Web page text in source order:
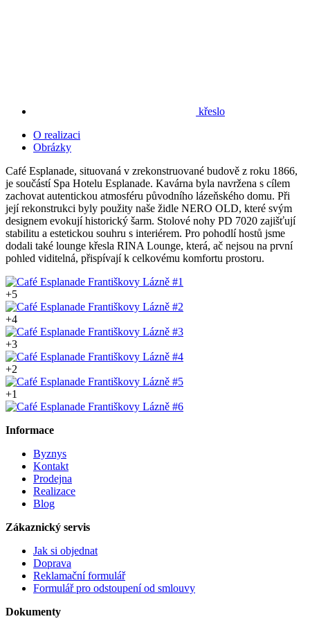
křeslo
O realizaci
Obrázky
Café Esplanade, situovaná v zrekonstruované budově z roku 1866,
je součástí Spa Hotelu Esplanade. Kavárna byla navržena s cílem
zachovat autentickou atmosféru původního lázeňského domu. Při
její rekonstrukci byly použity naše židle NERO OLD, které svým
designem evokují historický šarm. Stolové nohy PD 7020 zajišťují
stabilitu a estetickou souhru s interiérem. Pro pohodlí hostů jsme
dodali také lounge křesla RINA Lounge, která, ač nejsou na první
pohled viditelná, přispívají k celkovému komfortu prostoru.
+5
+4
+3
+2
+1
Informace
Byznys
Kontakt
Prodejna
Realizace
Blog
Zákaznický servis
Jak si objednat
Doprava
Reklamační formulář
Formulář pro odstoupení od smlouvy
Dokumenty